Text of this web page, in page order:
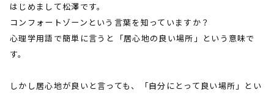
はじめまして松澤です。
コンフォートゾーンという言葉を知っていますか？
心理学用語で簡単に言うと「居心地の良い場所」という意味で
す。
しかし居心地が良いと言っても、「自分にとって良い場所」とい